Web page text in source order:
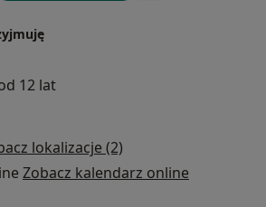
12 lat
lokalizacje (2)
Zobacz kalendarz online